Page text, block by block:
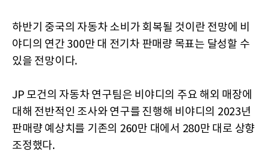
하반기 중국의 자동차 소비가 회복될 것이란 전망에 비
야디의 연간 300만 대 전기차 판매량 목표는 달성할 수
있을 전망이다.
JP 모건의 자동차 연구팀은 비야디의 주요 해외 매장에
대해 전반적인 조사와 연구를 진행해 비야디의 2023년
판매량 예상치를 기존의 260만 대에서 280만 대로 상향
조정했다.